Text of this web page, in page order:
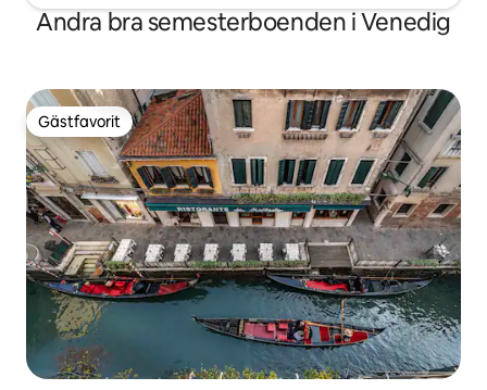
Andra bra semesterboenden i Venedig
Gästfavorit
Gästfavorit